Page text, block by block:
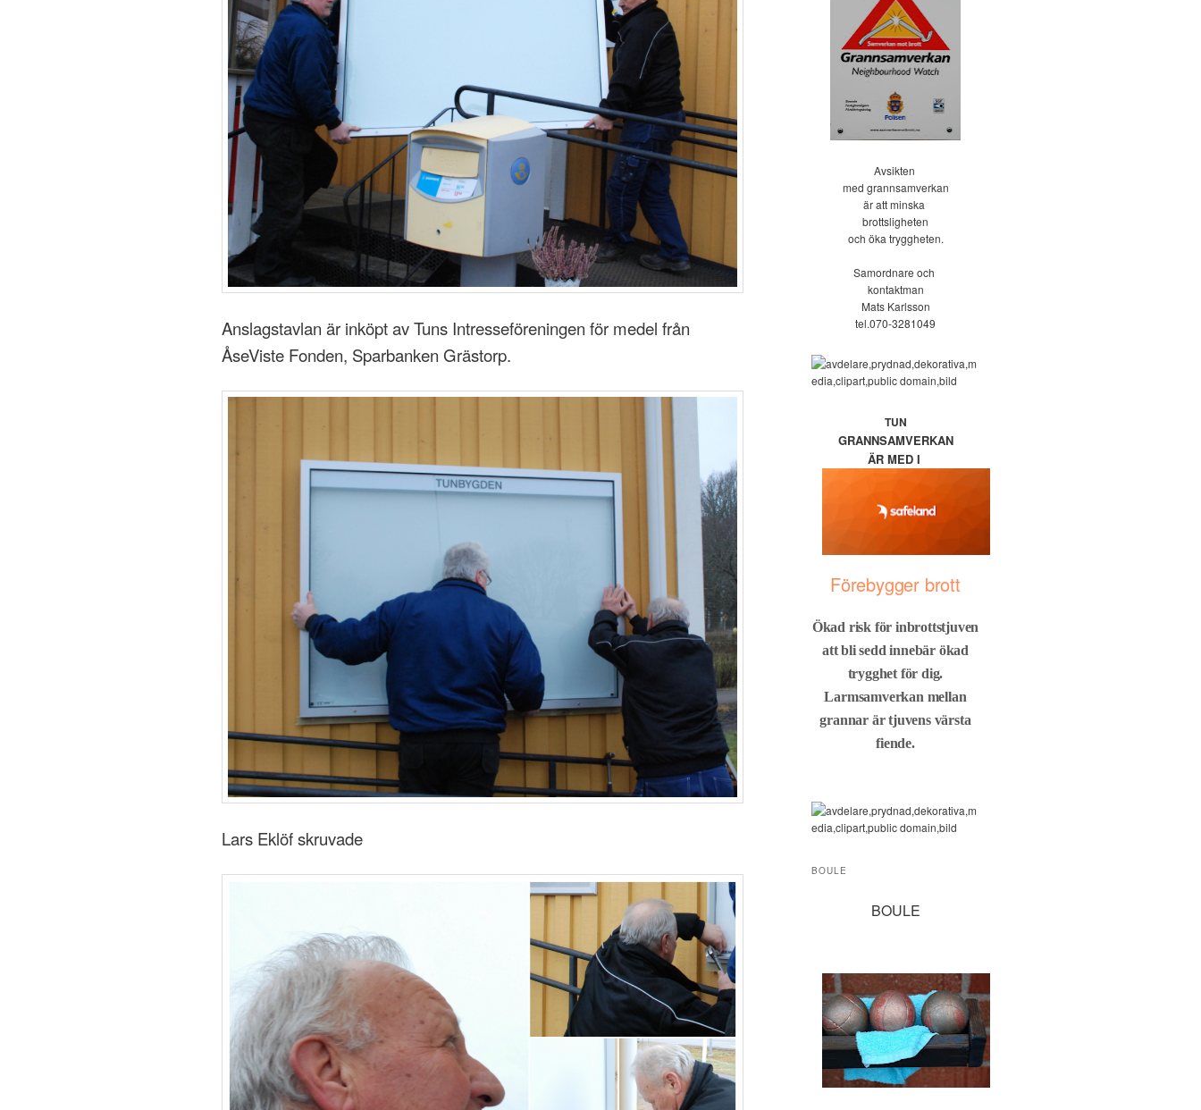
Anslagstavlan är inköpt av Tuns Intresseföreningen för medel från
ÅseViste Fonden, Sparbanken Grästorp.
Lars Eklöf skruvade
Avsikten
med grannsamverkan
är att minska
brottsligheten
och öka tryggheten.
Samordnare och
kontaktman
Mats Karlsson
tel.070-3281049
TUN
GRANNSAMVERKAN
ÄR MED I
Förebygger brott
Ökad risk för inbrottstjuven
att bli sedd innebär ökad
trygghet för dig.
Larmsamverkan mellan
grannar är tjuvens värsta
fiende.
BOULE
BOULE